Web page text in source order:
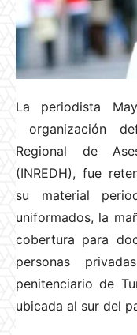
La periodista
organización
Regional de
(INREDH), fue
su material
uniformados, la
cobertura para
personas
penitenciario de
ubicada al sur del